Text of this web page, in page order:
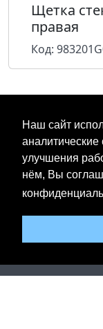
Наш сайт
улучшения
нём, Вы
Щетка
правая
Код:
Дизайн и